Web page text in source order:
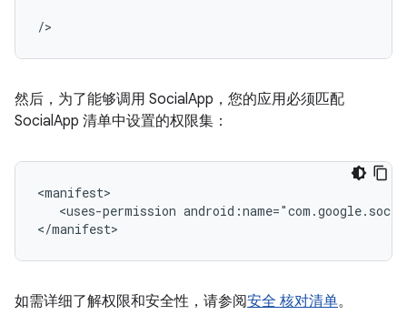
然后，为了能够调用 SocialApp，您的应用必须匹配
SocialApp 清单中设置的权限集：
<uses-permission
如需详细了解权限和安全性，请参阅安全 核对清单。